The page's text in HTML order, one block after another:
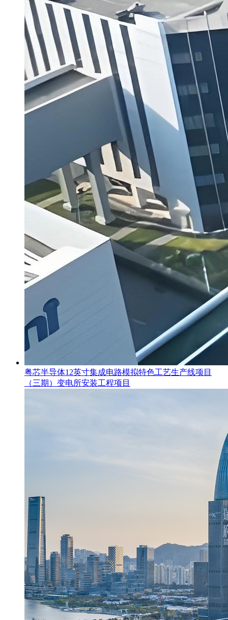
粤芯半导体12英寸集成电路模拟特色工艺生产线项目
（三期）变电所安装工程项目